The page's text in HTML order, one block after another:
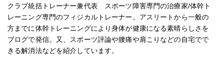
クラブ統括トレーナー兼代表 スポーツ障害専門の治療家/体幹ト
レーニング専門のフィジカルトレーナー。アスリートから一般の
方までに体幹トレーニングにより身体が健康になる素晴らしさを
ブログで発信。又、スポーツ評論や腰痛や肩こりなどの自宅でで
きる解消法などを紹介しています。